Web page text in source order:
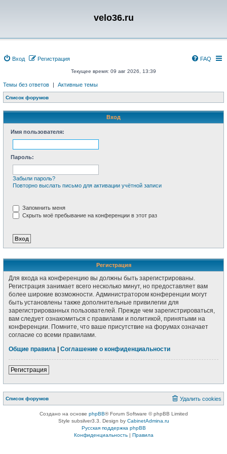
velo36.ru
Вход Регистрация FAQ
Текущее время: 09 авг 2026, 13:39
Темы без ответов | Активные темы
Список форумов
Вход
Имя пользователя:
Пароль:
Забыли пароль?
Повторно выслать письмо для активации учётной записи
Запомнить меня
Скрыть моё пребывание на конференции в этот раз
Регистрация
Для входа на конференцию вы должны быть зарегистрированы.
Регистрация занимает всего несколько минут, но предоставляет вам
более широкие возможности. Администратором конференции могут
быть установлены также дополнительные привилегии для
зарегистрированных пользователей. Прежде чем зарегистрироваться,
вам следует ознакомиться с правилами и политикой, принятыми на
конференции. Помните, что ваше присутствие на форумах означает
согласие со всеми правилами.
Общие правила
Соглашение о конфиденциальности
Регистрация
Список форумов Удалить cookies
Создано на основе phpBB® Forum Software © phpBB Limited
Style subsilver3.3. Design by CabinetAdmina.ru
Русская поддержка phpBB
Конфиденциальность| Правила